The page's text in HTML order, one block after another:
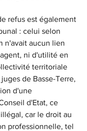
refus est également
: celui selon
n'avait aucun lien
ni d'utilité en
territoriale
de Basse-Terre,
d'une
d'Etat, ce
car le droit au
professionnelle, tel